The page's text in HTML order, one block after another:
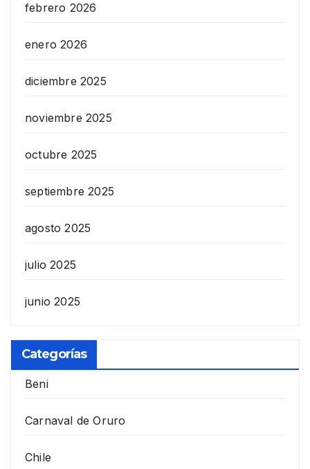
febrero 2026
enero 2026
diciembre 2025
noviembre 2025
octubre 2025
septiembre 2025
agosto 2025
julio 2025
junio 2025
Categorías
Beni
Carnaval de Oruro
Chile